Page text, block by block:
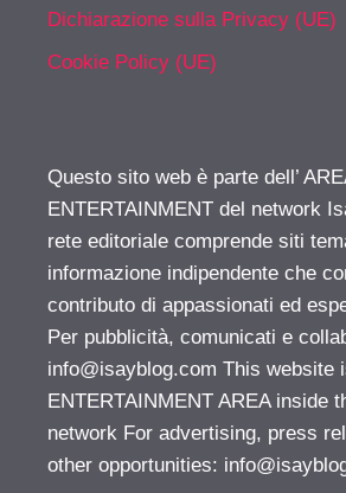
Dichiarazione sulla Privacy (UE)
Cookie Policy (UE)
Questo sito web è parte dell’
ENTERTAINMENT del network
rete editoriale comprende siti
informazione indipendente che
contributo di appassionati ed
Per pubblicità, comunicati e
info@isayblog.com This website
ENTERTAINMENT AREA inside
network For advertising, press
other opportunities: